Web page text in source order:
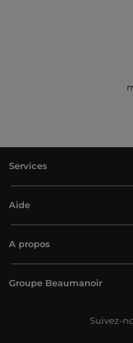
Services
Aide
A propos
Groupe Beaumanoir
Suivez-